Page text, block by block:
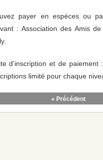
payer en espèces ou
: Association des Amis
d’inscription et de
limité pour chaque
« Précédent